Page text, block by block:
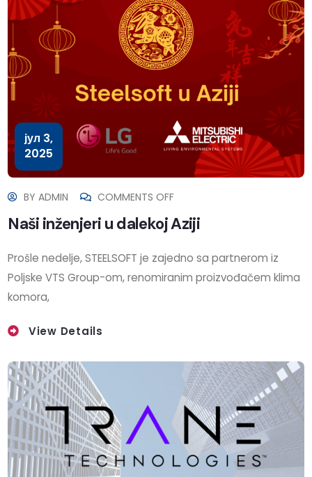
јул 3,
2025
BYADMIN COMMENTS OFF
Naši inženjeri u dalekoj Aziji
Prošle nedelje, STEELSOFT je zajedno sa partnerom iz
Poljske VTS Group-om, renomiranim proizvođačem klima
komora,
View Details